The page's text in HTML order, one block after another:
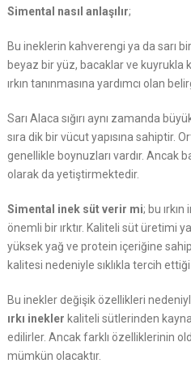
Simental nasıl anlaşılır;
Bu ineklerin kahverengi ya da sarı
beyaz bir yüz, bacaklar ve kuyrukla
ırkın tanınmasına yardımcı olan
Sarı Alaca sığırı aynı zamanda
sıra dik bir vücut yapısına sahiptir.
genellikle boynuzları vardır. Ancak
olarak da yetiştirmektedir.
Simental inek süt verir mi; bu
önemli bir ırktır. Kaliteli süt üretimi
yüksek yağ ve protein içeriğine
kalitesi nedeniyle sıklıkla tercih
Bu inekler değişik özellikleri
ırkı inekler kaliteli sütlerinden
edilirler. Ancak farklı özelliklerinin
mümkün olacaktır.